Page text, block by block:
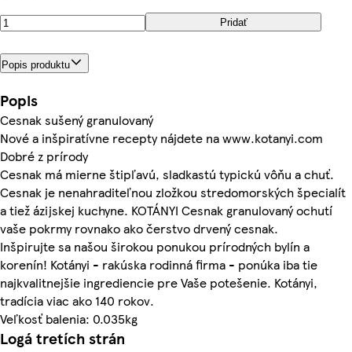
Pridať
Popis produktu
Popis
Cesnak sušený granulovaný
Nové a inšpiratívne recepty nájdete na www.kotanyi.com
Dobré z prírody
Cesnak má mierne štipľavú, sladkastú typickú vôňu a chuť.
Cesnak je nenahraditeľnou zložkou stredomorských špecialít
a tiež ázijskej kuchyne. KOTÁNYI Cesnak granulovaný ochutí
vaše pokrmy rovnako ako čerstvo drvený cesnak.
Inšpirujte sa našou širokou ponukou prírodných bylín a
korenín! Kotányi - rakúska rodinná firma - ponúka iba tie
najkvalitnejšie ingrediencie pre Vaše potešenie. Kotányi,
tradícia viac ako 140 rokov.
Veľkosť balenia: 0.035kg
Logá tretích strán